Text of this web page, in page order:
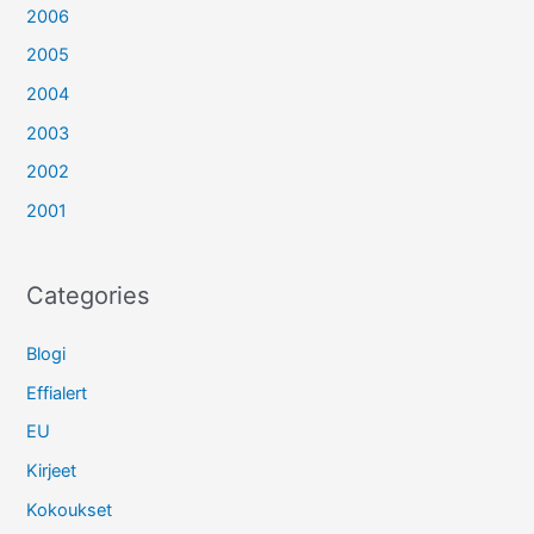
2006
2005
2004
2003
2002
2001
Categories
Blogi
Effialert
EU
Kirjeet
Kokoukset